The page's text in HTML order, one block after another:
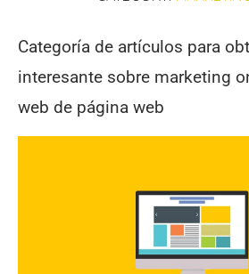
Categoría de artículos para
interesante sobre marketing
web de página web